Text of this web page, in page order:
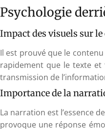
Psychologie
Impact des visuels sur
Il est prouvé que le
rapidement que le texte et
transmission de
Importance de la
La narration est l’essence
provoque une réponse